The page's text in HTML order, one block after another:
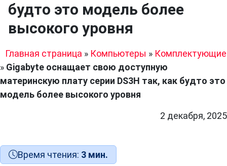
будто это модель более
высокого уровня
Главная страница » Компьютеры » Комплектующие
» Gigabyte оснащает свою доступную
материнскую плату серии DS3H так, как будто это
модель более высокого уровня
2 декабря, 2025
Время чтения: 3 мин.